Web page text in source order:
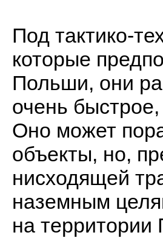
Под тактико-
которые
Польши, они
очень
Оно может
объекты, но,
нисходящей
наземным
на